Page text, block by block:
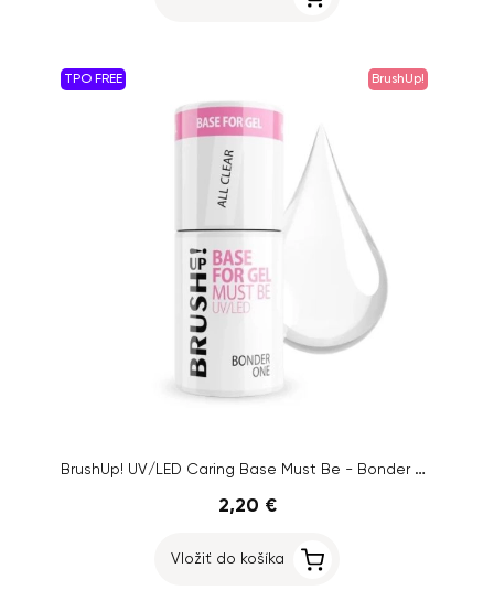
TPO FREE BrushUp!
BrushUp! UV/LED Caring Base Must Be - Bonder One All Clear, 5g
2,20 €
Vložiť do košíka